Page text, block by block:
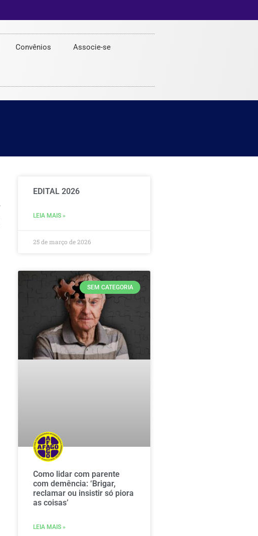
Convênios Associe-se
EDITAL 2026
LEIA MAIS »
25 de março de 2026
SEM CATEGORIA
Como lidar com parente
com demência: ‘Brigar,
reclamar ou insistir só piora
as coisas’
LEIA MAIS »